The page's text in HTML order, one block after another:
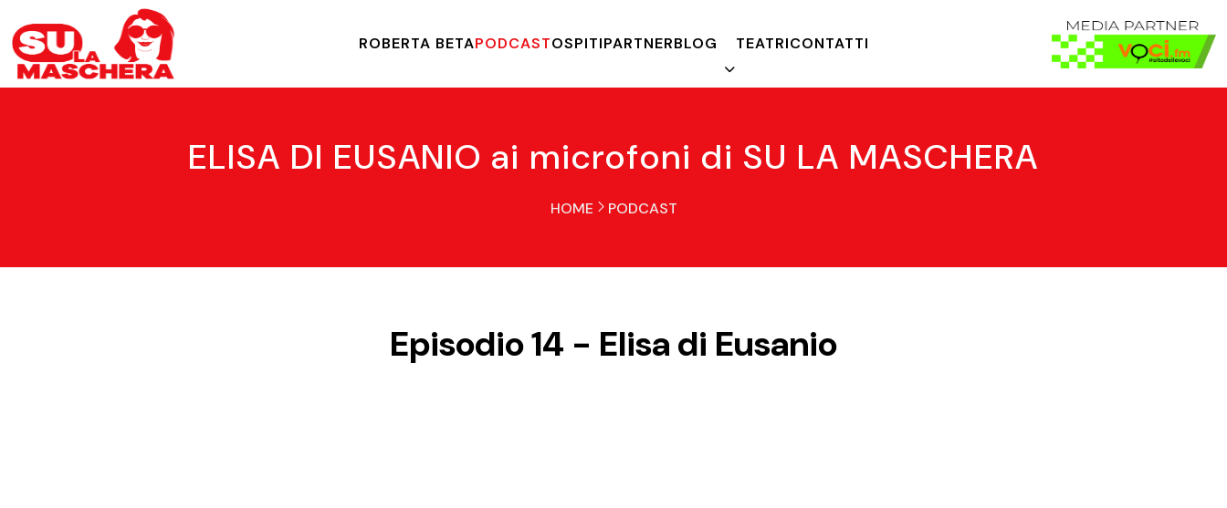
ROBERTA BETAPODCASTOSPITIPARTNERBLOG TEATRICONTATTI
ELISA DI EUSANIO ai microfoni di SU LA MASCHERA
HOME PODCAST
Episodio 14 - Elisa di Eusanio